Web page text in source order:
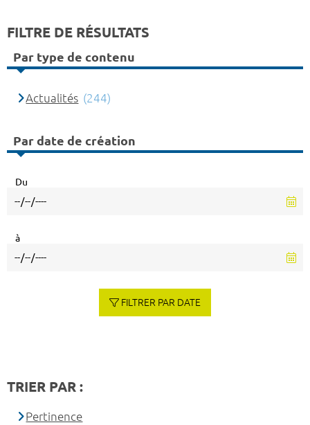
FILTRE DE RÉSULTATS
Par type de contenu
Actualités (244)
Par date de création
Du
à
FILTRER PAR DATE
TRIER PAR :
Pertinence